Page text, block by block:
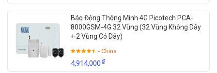
Báo Động Thông Minh 4G Picotech PCA-
8000GSM-4G 32 Vùng (32 Vùng Không Dây
+ 2 Vùng Có Dây)
- China
4,914,000₫